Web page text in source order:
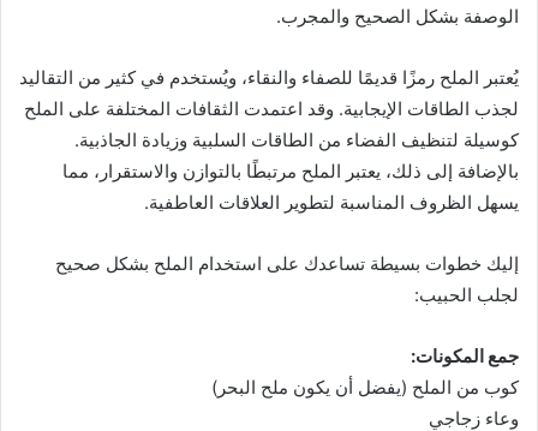
الوصفة بشكل الصحيح والمجرب.
يُعتبر الملح رمزًا قديمًا للصفاء والنقاء، ويُستخدم في كثير من التقاليد
لجذب الطاقات الإيجابية. وقد اعتمدت الثقافات المختلفة على الملح
كوسيلة لتنظيف الفضاء من الطاقات السلبية وزيادة الجاذبية.
بالإضافة إلى ذلك، يعتبر الملح مرتبطًا بالتوازن والاستقرار، مما
يسهل الظروف المناسبة لتطوير العلاقات العاطفية.
إليك خطوات بسيطة تساعدك على استخدام الملح بشكل صحيح
لجلب الحبيب:
جمع المكونات:
كوب من الملح (يفضل أن يكون ملح البحر)
وعاء زجاجي